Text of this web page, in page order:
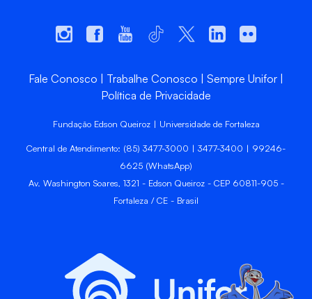
Fale Conosco Trabalhe Conosco
Sempre Unifor
Política de Privacidade
Fundação Edson Queiroz | Universidade de Fortaleza
Central de Atendimento: (85) 3477-3000 | 3477-3400 | 99246-
6625 (WhatsApp)
Av. Washington Soares, 1321 - Edson Queiroz - CEP 60811-905 -
Fortaleza / CE - Brasil